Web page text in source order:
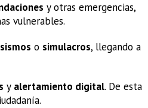
y otras emergencias,
vulnerables.
sismos o simulacros, llegando a
y alertamiento digital. De esta